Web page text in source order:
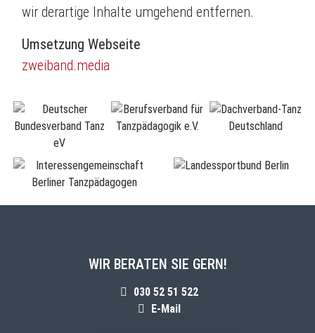
wir derartige Inhalte umgehend entfernen.
Umsetzung Webseite
zweiband.media
WIR BERATEN SIE GERN!
030 52 51 522
E-Mail